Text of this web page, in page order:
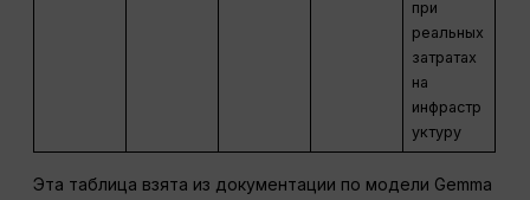
при
реальных
затратах
на
инфрастр
уктуру
Эта таблица взята из документации по модели Gemma